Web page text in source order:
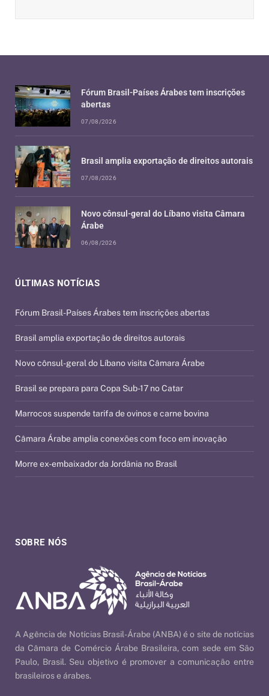
SOBRE NÓS
A Agência de Notícias Brasil-Árabe (ANBA) é o site de notícias
da Câmara de Comércio Árabe Brasileira, com sede em São
Paulo, Brasil. Seu objetivo é promover a comunicação entre
brasileiros e árabes.
ÚLTIMAS NOTÍCIAS
Fórum Brasil-Países Árabes tem inscrições abertas
Brasil amplia exportação de direitos autorais
Novo cônsul-geral do Líbano visita Câmara Árabe
Brasil se prepara para Copa Sub-17 no Catar
Marrocos suspende tarifa de ovinos e carne bovina
Câmara Árabe amplia conexões com foco em inovação
Morre ex-embaixador da Jordânia no Brasil
Fórum Brasil-Países Árabes tem inscrições
abertas
07/08/2026
Brasil amplia exportação de direitos autorais
07/08/2026
Novo cônsul-geral do Líbano visita Câmara
Árabe
06/08/2026